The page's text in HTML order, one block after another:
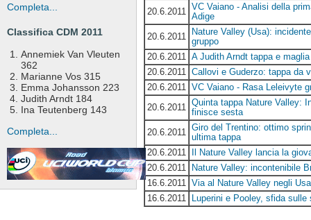
Completa...
Classifica CDM 2011
Annemiek Van Vleuten
362
Marianne Vos 315
Emma Johansson 223
Judith Arndt 184
Ina Teutenberg 143
Completa...
20.6.2011 VC Vaiano - Analisi della
Adige
20.6.2011
Nature Valley (Usa):
gruppo
20.6.2011 A Judith Arndt tappa e
20.6.2011 Callovi e Guderzo: tappa da
20.6.2011 VC Vaiano - Rasa Leleivyte
20.6.2011 Quinta tappa Nature Valley:
finisce sesta
20.6.2011 Giro del Trentino: ottimo
ultima tappa
20.6.2011
Il Nature Valley lancia la
20.6.2011
Nature Valley: incontenibile
16.6.2011 Via al Nature Valley negli
16.6.2011
Luperini e Pooley, sfida sulle